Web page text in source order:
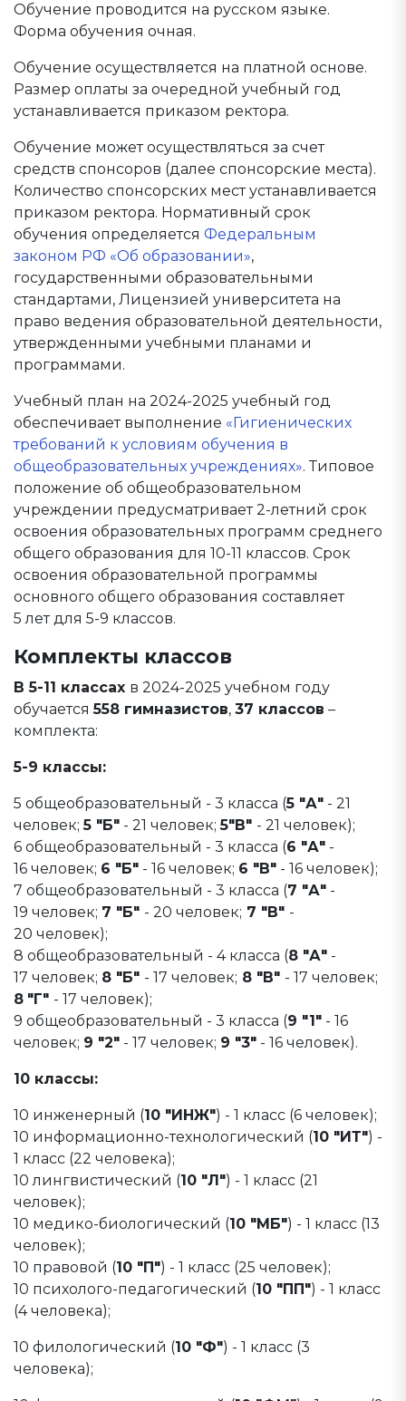
Обучение проводится на русском языке.
Форма обучения очная.
Обучение осуществляется на платной основе.
Размер оплаты за очередной учебный год
устанавливается приказом ректора.
Обучение может осуществляться за счет
средств спонсоров (далее спонсорские места).
Количество спонсорских мест устанавливается
приказом ректора. Нормативный срок
обучения определяется Федеральным
законом РФ «Об образовании»,
государственными образовательными
стандартами, Лицензией университета на
право ведения образовательной деятельности,
утвержденными учебными планами и
программами.
Учебный план на 2024-2025 учебный год
обеспечивает выполнение «Гигиенических
требований к условиям обучения в
общеобразовательных учреждениях». Типовое
положение об общеобразовательном
учреждении предусматривает 2-летний срок
освоения образовательных программ среднего
общего образования для 10-11 классов. Срок
освоения образовательной программы
основного общего образования составляет
5 лет для 5-9 классов.
Комплекты классов
В 5-11 классах в 2024-2025 учебном году
обучается558 гимназистов, 37 классов –
комплекта:
5-9 классы:
5 общеобразовательный - 3 класса (5 "А" - 21
человек;5 "Б" - 21 человек;5"В" - 21 человек);
6 общеобразовательный - 3 класса (6 "А" -
16 человек; 6 "Б" - 16 человек; 6 "В" - 16 человек);
7 общеобразовательный - 3 класса (7 "А" -
19 человек; 7 "Б" - 20 человек; 7 "В" -
20 человек);
8 общеобразовательный - 4 класса (8 "А" -
17 человек; 8 "Б" - 17 человек; 8 "В" - 17 человек;
8 "Г" - 17 человек);
9 общеобразовательный - 3 класса (9 "1" - 16
человек; 9 "2" - 17 человек; 9 "3" - 16 человек).
10 классы:
10 инженерный (10 "ИНЖ") - 1 класс (6 человек);
10 информационно-технологический (10 "ИТ") -
1 класс (22 человека);
10 лингвистический (10 "Л") - 1 класс (21
человек);
10 медико-биологический (10 "МБ") - 1 класс (13
человек);
10 правовой (10 "П") - 1 класс (25 человек);
10 психолого-педагогический (10 "ПП") - 1 класс
(4 человека);
10 филологический (10 "Ф") - 1 класс (3
человека);